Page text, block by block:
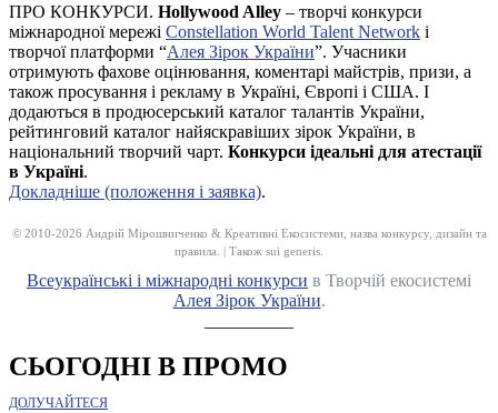
ПРО КОНКУРСИ. Hollywood Alley – творчі конкурси
міжнародної мережі Constellation World Talent Network і
творчої платформи “Алея Зірок України”. Учасники
отримують фахове оцінювання, коментарі майстрів, призи, а
також просування і рекламу в Україні, Європі і США. І
додаються в продюсерський каталог талантів України,
рейтинговий каталог найяскравіших зірок України, в
національний творчий чарт. Конкурси ідеальні для атестації
в Україні.
Докладніше (положення і заявка).
© 2010-2026 Андрій Мірошниченко & Креативні Екосистеми, назва конкурсу, дизайн та
правила. | Також sui generis.
Всеукраїнські і міжнародні конкурси в Творчій екосистемі
Алея Зірок України.
СЬОГОДНІ В ПРОМО
ДОЛУЧАЙТЕСЯ